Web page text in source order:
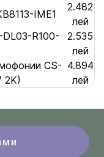
IME1
2.482
лей
R100-
2.535
лей
CS-
2K)
4.894
лей